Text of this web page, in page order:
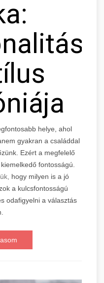
helye, ahol
gyakran a családdal
Ezért a megfelelő
fontosságú.
hogy milyen is a jó
a kulcsfontosságú
odafigyelni a választás